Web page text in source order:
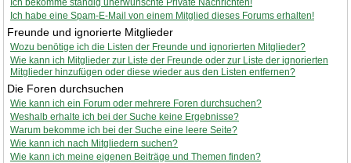
Ich bekomme ständig unerwünschte Private Nachrichten!
Ich habe eine Spam-E-Mail von einem Mitglied dieses Forums erhalten!
Freunde und ignorierte Mitglieder
Wozu benötige ich die Listen der Freunde und ignorierten Mitglieder?
Wie kann ich Mitglieder zur Liste der Freunde oder zur Liste der ignorierten
Mitglieder hinzufügen oder diese wieder aus den Listen entfernen?
Die Foren durchsuchen
Wie kann ich ein Forum oder mehrere Foren durchsuchen?
Weshalb erhalte ich bei der Suche keine Ergebnisse?
Warum bekomme ich bei der Suche eine leere Seite?
Wie kann ich nach Mitgliedern suchen?
Wie kann ich meine eigenen Beiträge und Themen finden?